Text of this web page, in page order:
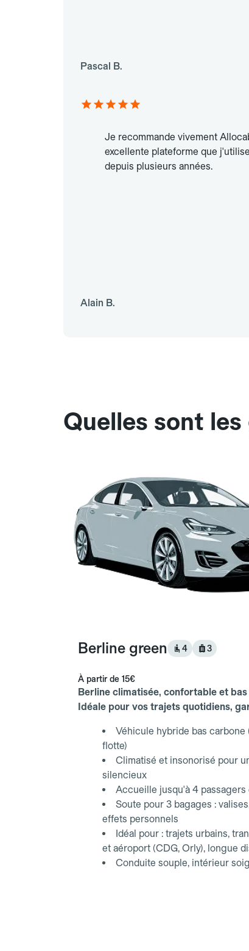
Pascal B.
Je recommande vivement
excellente plateforme que j'utilise
depuis plusieurs années.
Alain B.
Quelles sont les
Berline green 4 3
À partir de 15€
Berline climatisée, confortable et
Idéale pour vos trajets quotidiens,
Véhicule hybride bas carbone
flotte)
Climatisé et insonorisé pour
silencieux
Accueille jusqu'à 4
Soute pour 3 bagages :
effets personnels
Idéal pour : trajets urbains,
et aéroport (CDG, Orly), longue
Conduite souple, intérieur